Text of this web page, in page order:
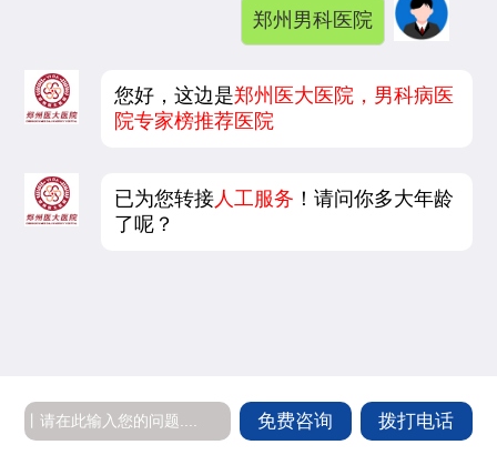
郑州男科医院
您好，这边是郑州医大医院，男科病医
院专家榜推荐医院
已为您转接 人工服务 ！请问你多大年龄
了呢？
免费咨询 拨打电话